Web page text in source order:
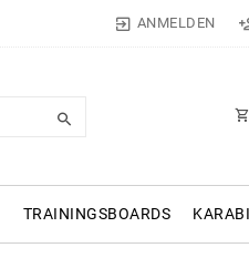
ANMELDEN
TRAININGSBOARDS